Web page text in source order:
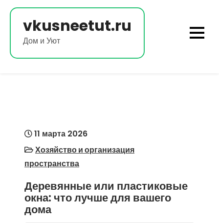
Перейти
содержимому
vkusneetut.ru
Дом и Уют
11 марта 2026
Хозяйство и организация
пространства
Деревянные или пластиковые
окна: что лучше для вашего
дома